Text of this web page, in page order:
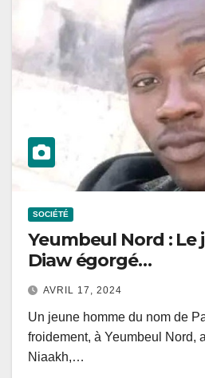
SOCIÉTÉ
Yeumbeul Nord : Le
Diaw égorgé…
AVRIL 17, 2024
Un jeune homme du nom de
froidement, à Yeumbeul Nord,
Niaakh,…